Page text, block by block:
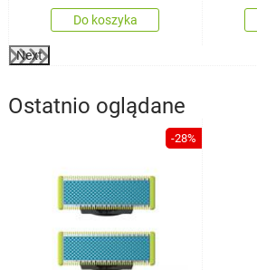
Do koszyka
Next
Ostatnio oglądane
-28%